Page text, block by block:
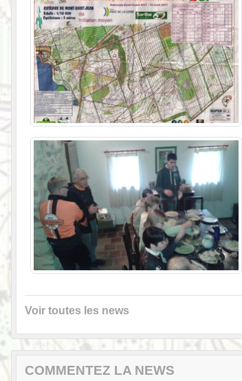
Voir toutes les news
COMMENTEZ LA NEWS